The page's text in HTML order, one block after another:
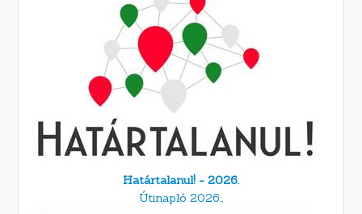
Határtalanul! - 2026.
Útinapló 2026.,